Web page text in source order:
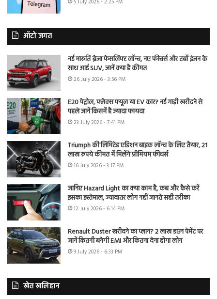
5 July 2026 - 2:25 PM
ऑटो जगत
नई मारुति ब्रेजा फेसलिफ्ट लॉन्च, नए फीचर्स और टर्बो इंजन के
साथ आई SUV, जानें क्या है कीमत
26 July 2026 - 3:56 PM
E20 पेट्रोल, फ्लेक्स फ्यूल या EV कार? नई गाड़ी खरीदने से
पहले जानें किसमें है ज्यादा फायदा
23 July 2026 - 7:41 PM
Triumph की लिमिटेड एडिशन बाइक लॉन्च के लिए तैयार, 21
लाख रुपये कीमत में मिलेंगे प्रीमियम फीचर्स
16 July 2026 - 3:17 PM
जानिए Hazard Light का क्या काम है, कब और कैसे करें
इसका इस्तेमाल, ज्यादातर लोग नहीं जानते सही तरीका
12 July 2026 - 6:14 PM
Renault Duster खरीदने का प्लान? 2 लाख डाउन पेमेंट पर
जानें कितनी बनेगी EMI और कितना देना होगा लोन
9 July 2026 - 6:33 PM
खेत खलिहान